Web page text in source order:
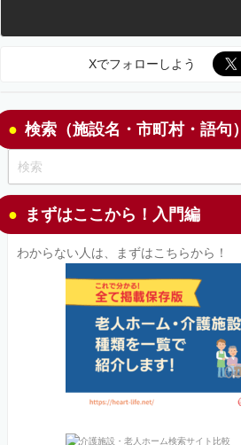
Xでフォローしよう
検索（施設名・市町村・語句）
まずはここから！入門編
わからない人は、まずはこちらから！